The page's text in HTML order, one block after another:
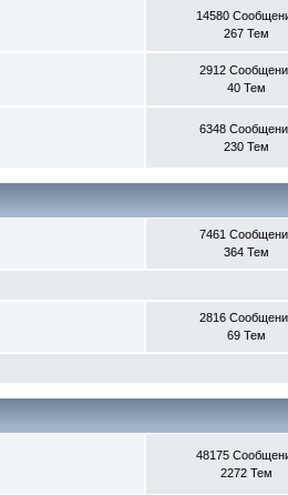
14580
267 Тем
2912
40 Тем
6348
230 Тем
7461
364 Тем
2816
69 Тем
48175
2272 Тем